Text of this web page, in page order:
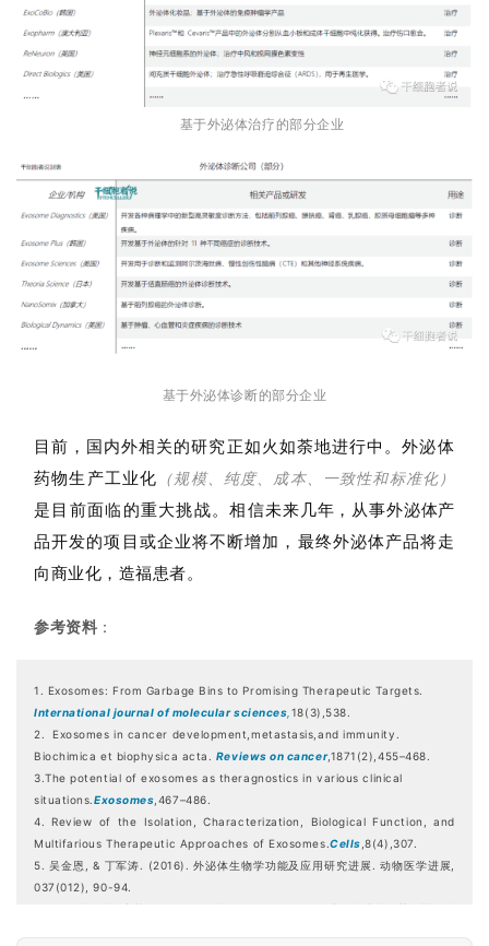
基于外泌体治疗的部分企业
基于外泌体诊断的部分企业
目前，国内外相关的研究正如火如荼地进行中。 外泌体
药物生产工业化 （规模、纯度、成本、一致性和标准化）
是目前面临的重大挑战。相信未来几年，从事外泌体产
品开发的项目或企业将不断增加，最终外泌体产品将走
向商业化， 造福患者。
参考资料 ：
1. Exosomes: From Garbage Bins to Promising Therapeutic Targets.
International journal of molecular sciences 18(3),538.
2. Exosomes in cancer development,metastasis,and immunity.
Biochimica et biophysica acta. Reviews on cancer,1871(2),455–468.
3.The potential of exosomes as theragnostics in various clinical
situations. Exosomes ,467–486.
4. Review of the Isolation, Characterization, Biological Function, and
Multifarious Therapeutic Approaches of Exosomes.Cells ,8(4),307.
5. 吴金恩, & 丁军涛. (2016). 外泌体生物学功能及应用研究进展. 动物医学进展,
037(012), 90-94.
6. 吴奇, 杨国栋, 韦梦影, 马雪, & 陈辉. (2016). 外泌体的生物学功能及其在基因治